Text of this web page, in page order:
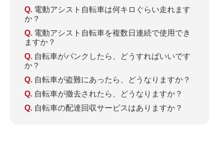
電動アシスト自転車は何キロぐらい走れます
か？
電動アシスト自転車を複数日連続で使用でき
ますか？
自転車がパンクしたら、どうすればいいです
か？
自転車が盗難にあったら、どうなりますか？
自転車が撤去されたら、どうなりますか？
自転車の配達回収サービスはありますか？